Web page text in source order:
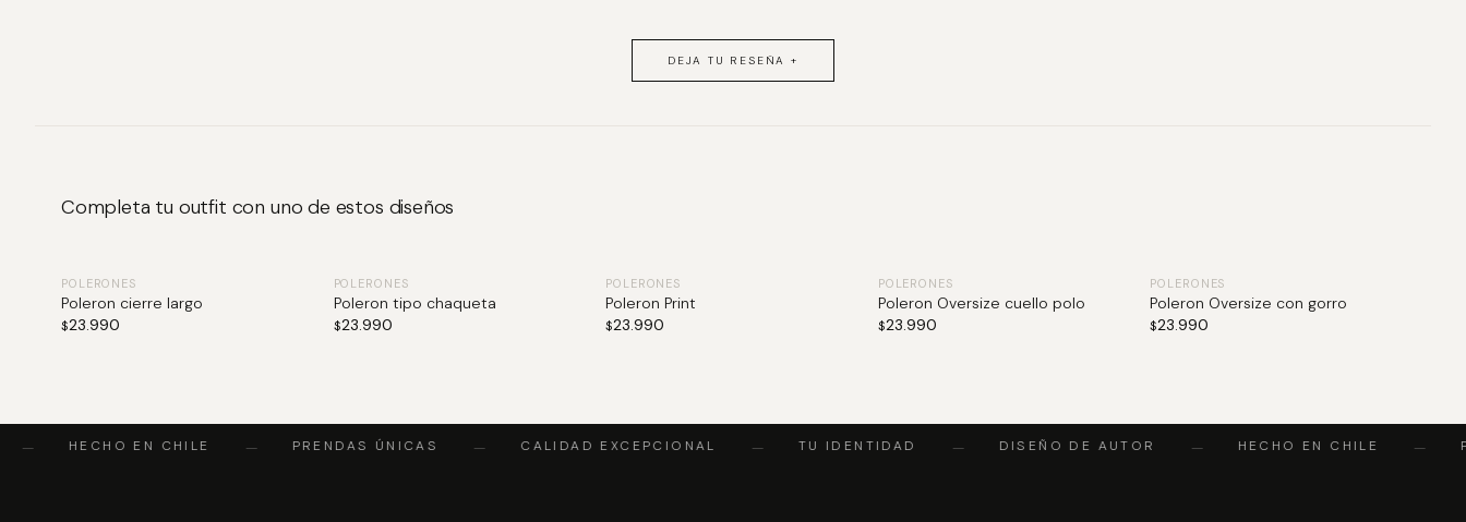
DEJA TU RESEÑA +
Completa tu outfit con uno de estos diseños
POLERONES
Poleron cierre largo
$23.990
POLERONES
Poleron tipo chaqueta
$23.990
POLERONES
Poleron Print
$23.990
POLERONES
Poleron Oversize cuello polo
$23.990
POLERONES
Poleron Oversize con gorro
$23.990
HECHO EN CHILE PRENDAS ÚNICAS CALIDAD EXCEPCIONAL TU IDENTIDAD DISEÑO DE AUTOR HECHO EN CHILE